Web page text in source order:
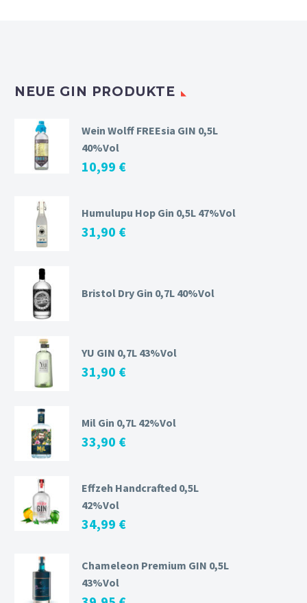
NEUE GIN PRODUKTE
Wein Wolff FREEsia GIN 0,5L
40%Vol
10,99 €
Humulupu Hop Gin 0,5L 47%Vol
31,90 €
Bristol Dry Gin 0,7L 40%Vol
YU GIN 0,7L 43%Vol
31,90 €
Mil Gin 0,7L 42%Vol
33,90 €
Effzeh Handcrafted 0,5L
42%Vol
34,99 €
Chameleon Premium GIN 0,5L
43%Vol